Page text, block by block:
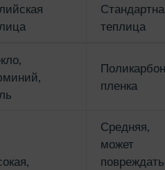
теплица
пленка
Средняя,
может